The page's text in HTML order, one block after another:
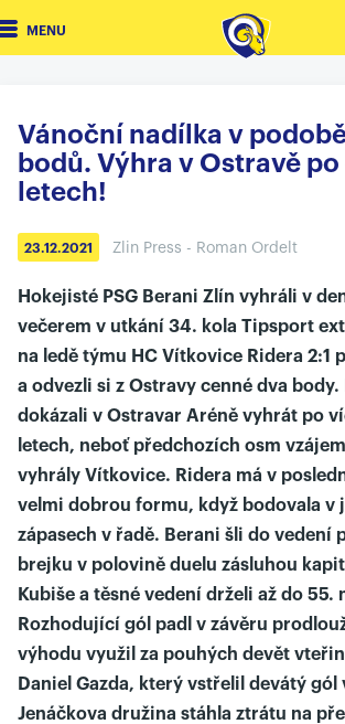
MENU
Vánoční nadílka v
bodů. Výhra v Ostravě
letech!
23.12.2021 Zlin Press - Roman Ordelt
Hokejisté PSG Berani Zlín vyhráli v
večerem v utkání 34. kola Tipsport
na ledě týmu HC Vítkovice Ridera 2:1
a odvezli si z Ostravy cenné dva body.
dokázali v Ostravar Aréně vyhrát po
letech, neboť předchozích osm
vyhrály Vítkovice. Ridera má v
velmi dobrou formu, když bodovala v
zápasech v řadě. Berani šli do vedení
brejku v polovině duelu zásluhou
Kubiše a těsné vedení drželi až do 55.
Rozhodující gól padl v závěru
výhodu využil za pouhých devět
Daniel Gazda, který vstřelil devátý gól
Jenáčkova družina stáhla ztrátu na